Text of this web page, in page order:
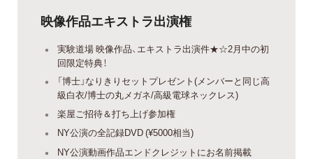
映像作品エキストラ出演権
実験道場 映像作品、エキストラ出演件★☆2月中の初
回限定特典！
「博士」なりきりセットプレゼント(メンバーと同じ高
級白衣/博士の丸メガネ/高級電球ネックレス)
楽屋ご招待＆打ち上げ参加権
NY公演の全記録DVD (¥5000相当)
NY公演動画作品エンドクレジットにお名前掲載